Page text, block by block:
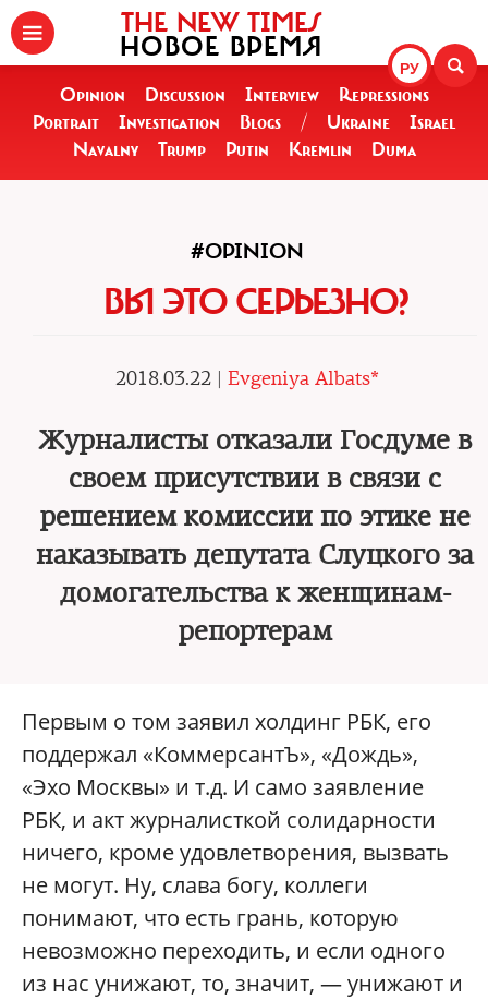
РУ
THE NEW TIMES
НОВОЕ ВРЕМЯ
Opinion Discussion Interview
Repressions
Portrait
Investigation Blogs / Ukraine
Israel
Navalny
Trump Putin Kremlin Duma
#OPINION
ВЫ ЭТО СЕРЬЕЗНО?
2018.03.22 | Evgeniya Albats*
Журналисты отказали Госдуме в
своем присутствии в связи с
решением комиссии по этике не
наказывать депутата Слуцкого за
домогательства к женщинам-
репортерам
Первым о том заявил холдинг РБК, его
поддержал «КоммерсантЪ», «Дождь»,
«Эхо Москвы» и т.д. И само заявление
РБК, и акт журналисткой солидарности
ничего, кроме удовлетворения, вызвать
не могут. Ну, слава богу, коллеги
понимают, что есть грань, которую
невозможно переходить, и если одного
из нас унижают, то, значит, — унижают и